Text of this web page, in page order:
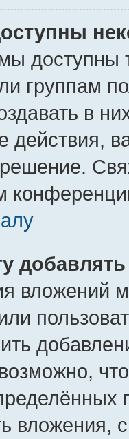
доступны
группам
в
действия,
вложений
вложения,